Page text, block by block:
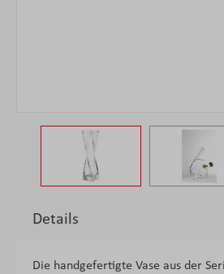
Details
Die handgefertigte Vase aus der